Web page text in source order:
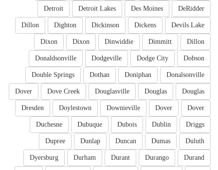
DeRidder
Des Moines
Detroit Lakes
Detroit
Devils Lake
Dickens
Dickinson
Dighton
Dillon
Dillon
Dimmitt
Dinwiddie
Dixon
Dixon
Dobson
Dodge City
Dodgeville
Donaldsonville
Donalsonville
Doniphan
Dothan
Double Springs
Douglas
Douglas
Douglasville
Dove Creek
Dover
Dover
Dover
Downieville
Doylestown
Dresden
Driggs
Dublin
Dubois
Dubuque
Duchesne
Duluth
Dumas
Duncan
Dunlap
Dupree
Durand
Durango
Durant
Durham
Dyersburg